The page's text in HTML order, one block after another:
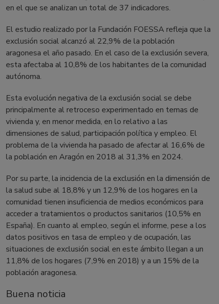
en el que se analizan un total de 37 indicadores.
El estudio realizado por la Fundación FOESSA refleja que la
exclusión social alcanzó al 22,9% de la población
aragonesa el año pasado. En el caso de la exclusión severa,
esta afectaba al 10,8% de los habitantes de la comunidad
autónoma.
Esta evolución negativa de la exclusión social se debe
principalmente al retroceso experimentado en temas de
vivienda y, en menor medida, en lo relativo a las
dimensiones de salud, participación política y empleo. El
problema de la vivienda ha pasado de afectar al 16,6% de
la población en Aragón en 2018 al 31,3% en 2024.
Por su parte, la incidencia de la exclusión en la dimensión de
la salud sube al 18,8% y un 12,9% de los hogares en la
comunidad tienen insuficiencia de medios económicos para
acceder a tratamientos o productos sanitarios (10,5% en
España). En cuanto al empleo, según el informe, pese a los
datos positivos en tasa de empleo y de ocupación, las
situaciones de exclusión social en este ámbito llegan a un
11,8% de los hogares (7,9% en 2018) y a un 15% de la
población aragonesa.
Buena noticia